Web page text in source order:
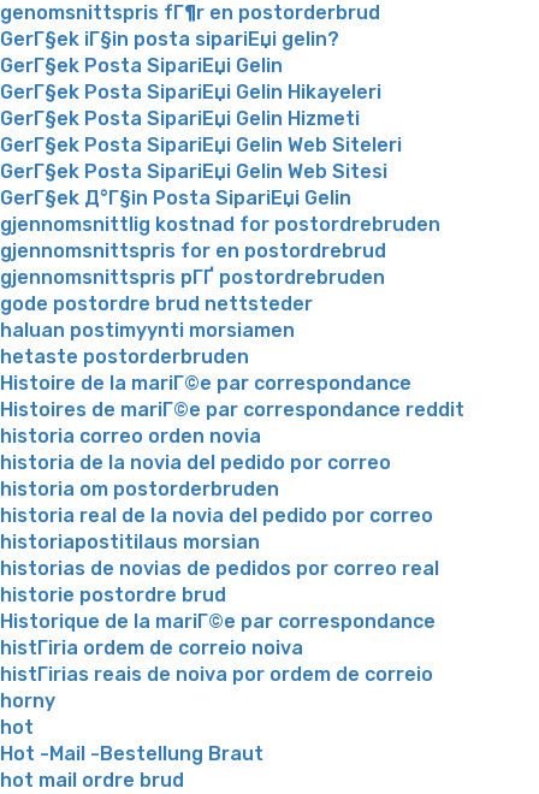
genomsnittspris fГ¶r en postorderbrud
GerГ§ek iГ§in posta sipariЕџi gelin?
GerГ§ek Posta SipariЕџi Gelin
GerГ§ek Posta SipariЕџi Gelin Hikayeleri
GerГ§ek Posta SipariЕџi Gelin Hizmeti
GerГ§ek Posta SipariЕџi Gelin Web Siteleri
GerГ§ek Posta SipariЕџi Gelin Web Sitesi
GerГ§ek Д°Г§in Posta SipariЕџi Gelin
gjennomsnittlig kostnad for postordrebruden
gjennomsnittspris for en postordrebrud
gjennomsnittspris pГҐ postordrebruden
gode postordre brud nettsteder
haluan postimyynti morsiamen
hetaste postorderbruden
Histoire de la mariГ©e par correspondance
Histoires de mariГ©e par correspondance reddit
historia correo orden novia
historia de la novia del pedido por correo
historia om postorderbruden
historia real de la novia del pedido por correo
historiapostitilaus morsian
historias de novias de pedidos por correo real
historie postordre brud
Historique de la mariГ©e par correspondance
histГіria ordem de correio noiva
histГіrias reais de noiva por ordem de correio
horny
hot
Hot -Mail -Bestellung Braut
hot mail ordre brud